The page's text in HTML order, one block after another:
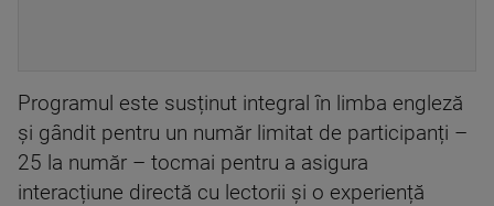
Programul este susținut integral în limba engleză
și gândit pentru un număr limitat de participanți –
25 la număr – tocmai pentru a asigura
interacțiune directă cu lectorii și o experiență